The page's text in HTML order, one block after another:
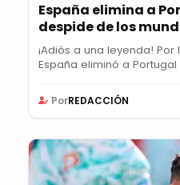
España elimina a
despide de los
¡Adiós a una leyenda!
España eliminó a
PorREDACCIÓN